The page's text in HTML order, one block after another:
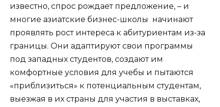
известно, спрос рождает предложение, – и
многие азиатские бизнес-школы начинают
проявлять рост интереса к абитуриентам из-за
границы. Они адаптируют свои программы
под западных студентов, создают им
комфортные условия для учебы и пытаются
«приблизиться» к потенциальным студентам,
выезжая в их страны для участия в выставках,